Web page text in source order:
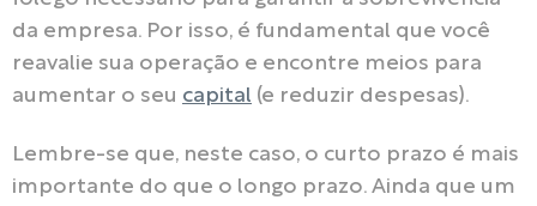
da empresa. Por isso, é fundamental que você
reavalie sua operação e encontre meios para
aumentar o seu capital (e reduzir despesas).
Lembre-se que, neste caso, o curto prazo é mais
importante do que o longo prazo. Ainda que um